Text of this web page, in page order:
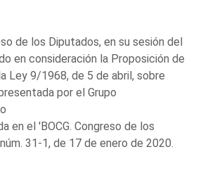
de los Diputados, en su sesión del
en consideración la Proposición de
Ley 9/1968, de 5 de abril, sobre
por el Grupo
en el 'BOCG. Congreso de los
31-1, de 17 de enero de 2020.